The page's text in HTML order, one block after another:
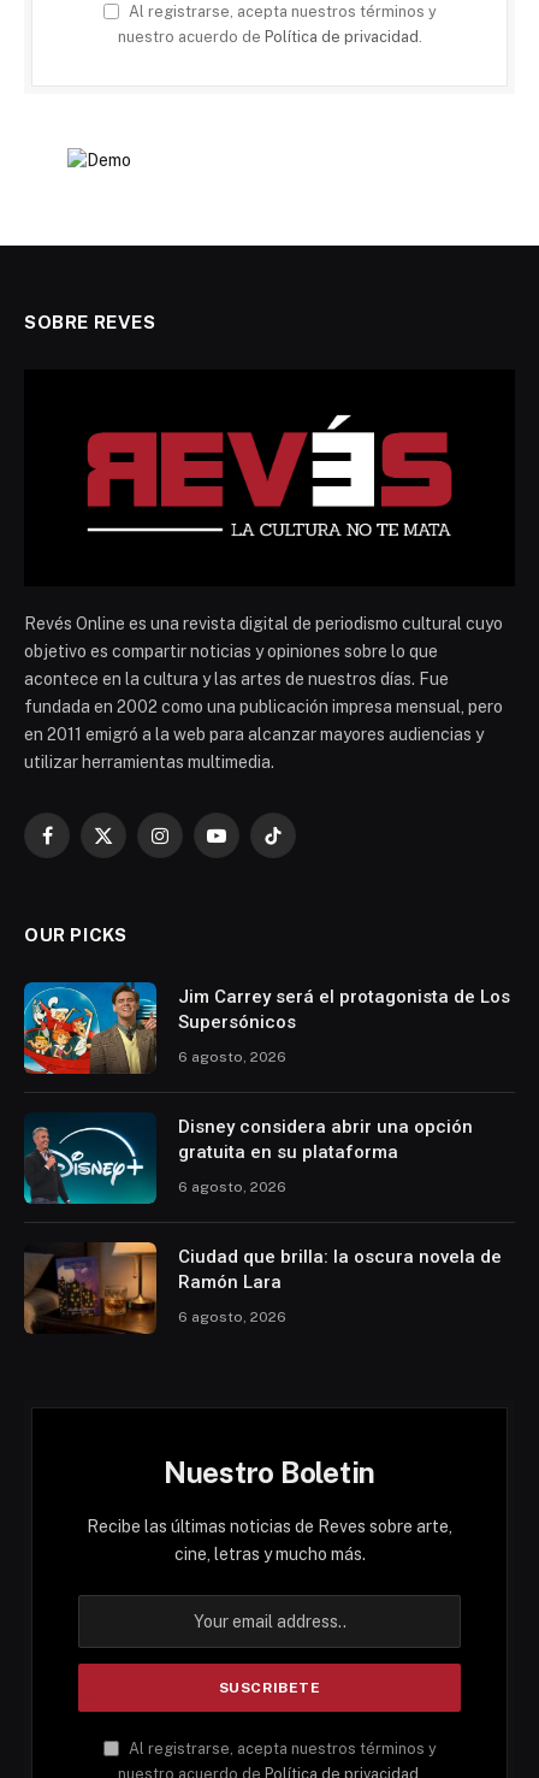
Al registrarse, acepta nuestros términos y
nuestro acuerdo de Política de privacidad
SOBRE REVES
Revés Online es una revista digital de periodismo cultural cuyo
objetivo es compartir noticias y opiniones sobre lo que
acontece en la cultura y las artes de nuestros días. Fue
fundada en 2002 como una publicación impresa mensual, pero
en 2011 emigró a la web para alcanzar mayores audiencias y
utilizar herramientas multimedia.
Facebook
X
InstagramYouTubeTikTok
OUR PICKS
Jim Carrey será el protagonista de Los
Supersónicos
6 agosto, 2026
Disney considera abrir una opción
gratuita en su plataforma
6 agosto, 2026
Ciudad que brilla: la oscura novela de
Ramón Lara
6 agosto, 2026
Nuestro Boletin
Recibe las últimas noticias de Reves sobre arte,
cine, letras y mucho más.
Al registrarse, acepta nuestros términos y
nuestro acuerdo de Política de privacidad